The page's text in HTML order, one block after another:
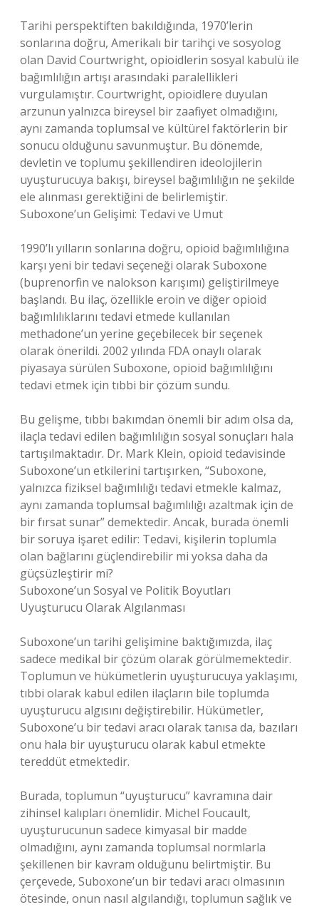
Tarihi perspektiften bakıldığında, 1970’lerin
sonlarına doğru, Amerikalı bir tarihçi ve sosyolog
olan David Courtwright, opioidlerin sosyal kabulü ile
bağımlılığın artışı arasındaki paralellikleri
vurgulamıştır. Courtwright, opioidlere duyulan
arzunun yalnızca bireysel bir zaafiyet olmadığını,
aynı zamanda toplumsal ve kültürel faktörlerin bir
sonucu olduğunu savunmuştur. Bu dönemde,
devletin ve toplumu şekillendiren ideolojilerin
uyuşturucuya bakışı, bireysel bağımlılığın ne şekilde
ele alınması gerektiğini de belirlemiştir.
Suboxone’un Gelişimi: Tedavi ve Umut
1990’lı yılların sonlarına doğru, opioid bağımlılığına
karşı yeni bir tedavi seçeneği olarak Suboxone
(buprenorfin ve nalokson karışımı) geliştirilmeye
başlandı. Bu ilaç, özellikle eroin ve diğer opioid
bağımlılıklarını tedavi etmede kullanılan
methadone’un yerine geçebilecek bir seçenek
olarak önerildi. 2002 yılında FDA onaylı olarak
piyasaya sürülen Suboxone, opioid bağımlılığını
tedavi etmek için tıbbi bir çözüm sundu.
Bu gelişme, tıbbı bakımdan önemli bir adım olsa da,
ilaçla tedavi edilen bağımlılığın sosyal sonuçları hala
tartışılmaktadır. Dr. Mark Klein, opioid tedavisinde
Suboxone’un etkilerini tartışırken, “Suboxone,
yalnızca fiziksel bağımlılığı tedavi etmekle kalmaz,
aynı zamanda toplumsal bağımlılığı azaltmak için de
bir fırsat sunar” demektedir. Ancak, burada önemli
bir soruya işaret edilir: Tedavi, kişilerin toplumla
olan bağlarını güçlendirebilir mi yoksa daha da
güçsüzleştirir mi?
Suboxone’un Sosyal ve Politik Boyutları
Uyuşturucu Olarak Algılanması
Suboxone’un tarihi gelişimine baktığımızda, ilaç
sadece medikal bir çözüm olarak görülmemektedir.
Toplumun ve hükümetlerin uyuşturucuya yaklaşımı,
tıbbi olarak kabul edilen ilaçların bile toplumda
uyuşturucu algısını değiştirebilir. Hükümetler,
Suboxone’u bir tedavi aracı olarak tanısa da, bazıları
onu hala bir uyuşturucu olarak kabul etmekte
tereddüt etmektedir.
Burada, toplumun “uyuşturucu” kavramına dair
zihinsel kalıpları önemlidir. Michel Foucault,
uyuşturucunun sadece kimyasal bir madde
olmadığını, aynı zamanda toplumsal normlarla
şekillenen bir kavram olduğunu belirtmiştir. Bu
çerçevede, Suboxone’un bir tedavi aracı olmasının
ötesinde, onun nasıl algılandığı, toplumun sağlık ve